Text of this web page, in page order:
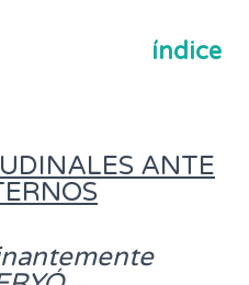
índice
ANTE